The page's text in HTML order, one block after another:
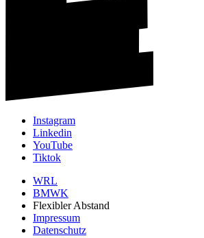
Instagram
Linkedin
YouTube
Tiktok
WRL
BMWK
Flexibler Abstand
Impressum
Datenschutz